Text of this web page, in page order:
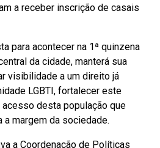
a receber inscrição de casais
para acontecer na 1ª quinzena
da cidade, manterá sua
visibilidade a um direito já
LGBTI, fortalecer este
desta população que
margem da sociedade.
a Coordenação de Políticas